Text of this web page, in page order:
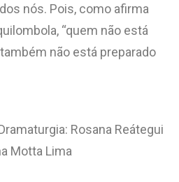
nós. Pois, como afirma
“quem não está
não está preparado
Rosana Reátegui
Motta Lima